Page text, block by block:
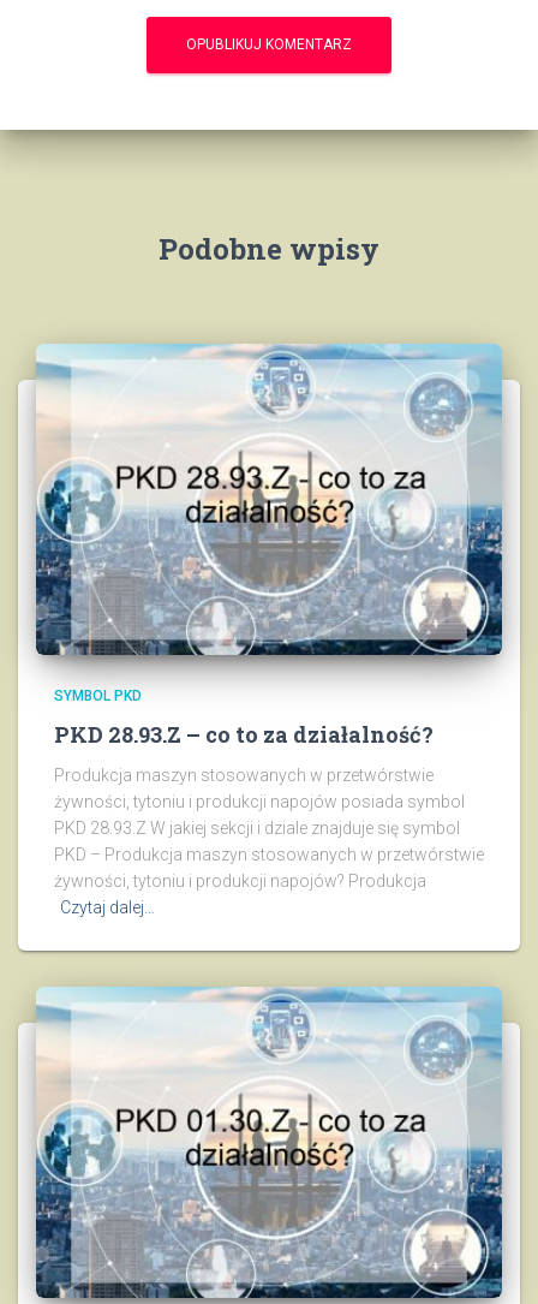
Podobne wpisy
SYMBOL PKD
PKD 28.93.Z – co to za działalność?
Produkcja maszyn stosowanych w przetwórstwie
żywności, tytoniu i produkcji napojów posiada symbol
PKD 28.93.Z W jakiej sekcji i dziale znajduje się symbol
PKD – Produkcja maszyn stosowanych w przetwórstwie
żywności, tytoniu i produkcji napojów? Produkcja
Czytaj dalej…